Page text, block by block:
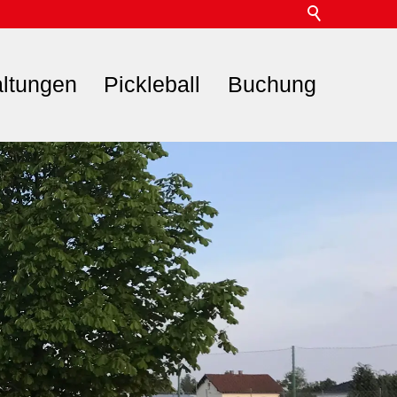
Pickleball Buchung